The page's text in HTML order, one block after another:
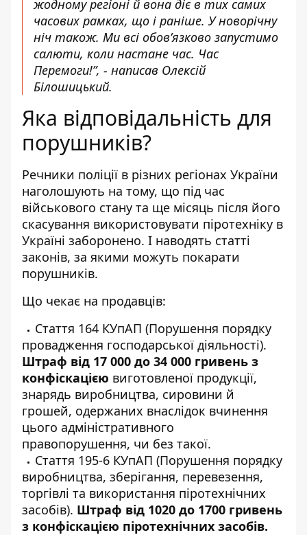
жодному регіоні й вона діє в тих самих
часових рамках, що і раніше. У новорічну
ніч також. Ми всі обов’язково запустимо
салюти, коли настане час. Час
Перемоги!”, - написав Олексій
Білошицький.
Яка відповідальність для
порушників?
Речники поліції в різних регіонах України
наголошують на тому, що під час
військового стану та ще місяць після його
скасування використовувати піротехніку в
Україні заборонено. І наводять статті
законів, за якими можуть покарати
порушників.
Що чекає на продавців:
Стаття 164 КУпАП (Порушення порядку
провадження господарської діяльності).
Штраф від 17 000 до 34 000 гривень з
конфіскацією виготовленої продукції,
знарядь виробництва, сировини й
грошей, одержаних внаслідок вчинення
цього адміністративного
правопорушення, чи без такої.
Стаття 195-6 КУпАП (Порушення порядку
виробництва, зберігання, перевезення,
торгівлі та використання піротехнічних
засобів). Штраф від 1020 до 1700 гривень
з конфіскацією піротехнічних засобів.